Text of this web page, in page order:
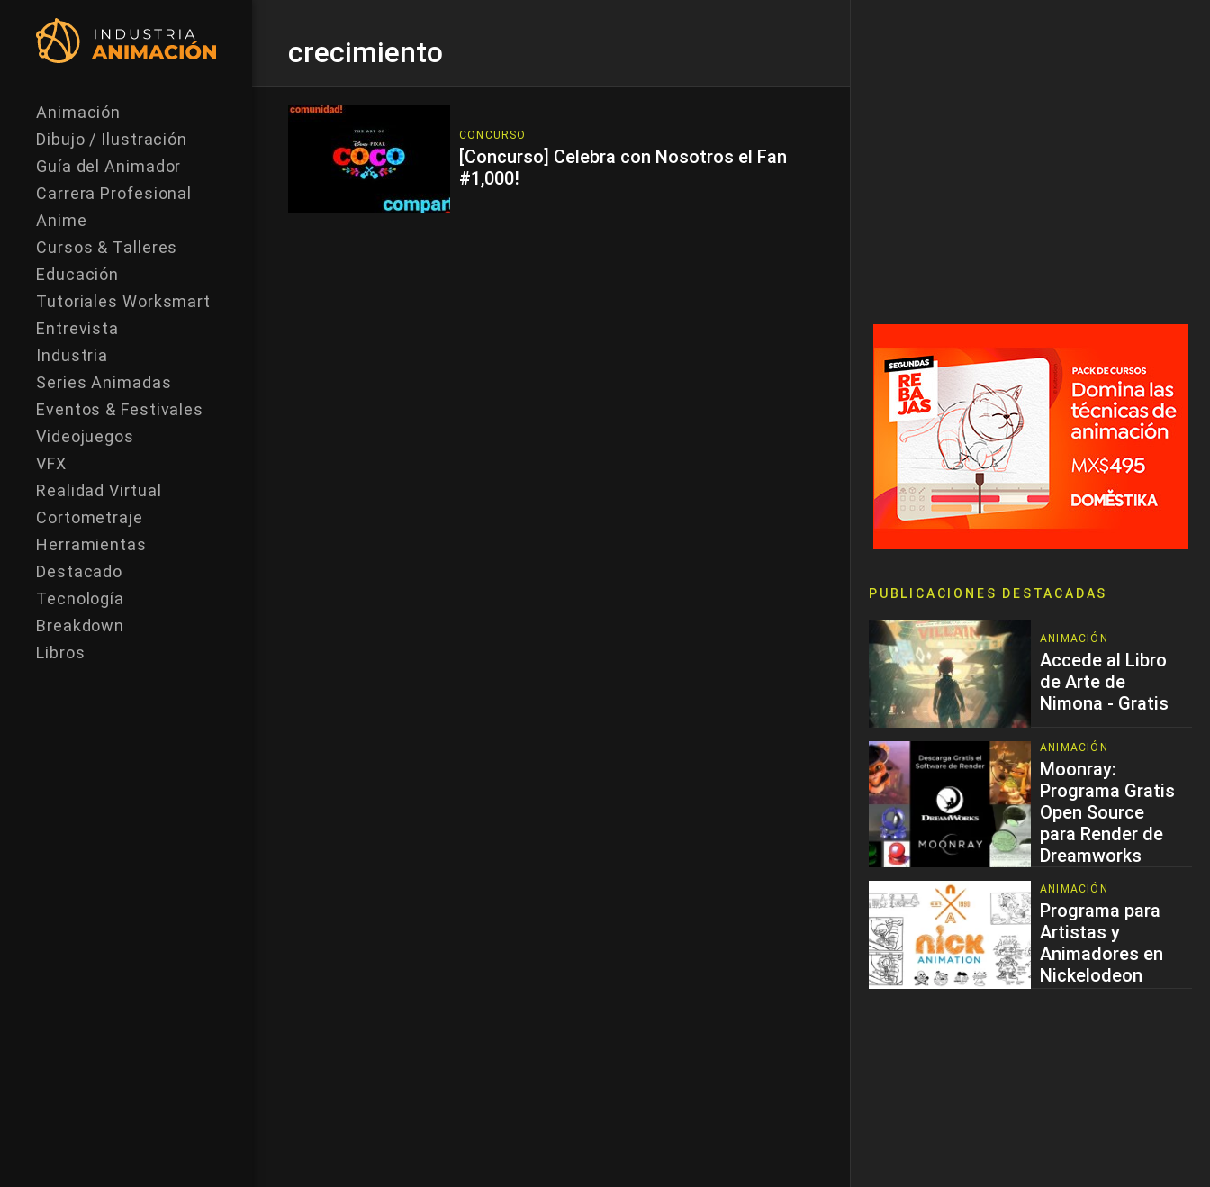
Animación
Dibujo / Ilustración
Guía del Animador
Carrera Profesional
Anime
Cursos & Talleres
Educación
Tutoriales Worksmart
Entrevista
Industria
Series Animadas
Eventos & Festivales
Videojuegos
VFX
Realidad Virtual
Cortometraje
Herramientas
Destacado
Tecnología
Breakdown
Libros
crecimiento
CONCURSO
[Concurso] Celebra con Nosotros el Fan
#1,000!
PUBLICACIONES DESTACADAS
ANIMACIÓN
Accede al Libro
de Arte de
Nimona - Gratis
ANIMACIÓN
Moonray:
Programa Gratis
Open Source
para Render de
Dreamworks
ANIMACIÓN
Programa para
Artistas y
Animadores en
Nickelodeon